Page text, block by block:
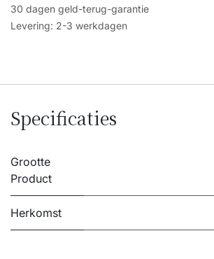
30 dagen geld-terug-garantie
Levering: 2-3 werkdagen
Specificaties
Grootte
Product
Herkomst